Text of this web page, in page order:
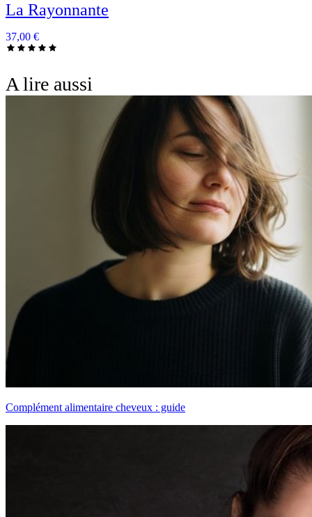
La Rayonnante
37,00 €
A lire aussi
Complément alimentaire cheveux : guide